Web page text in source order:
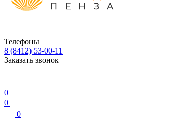
Телефоны
8 (8412) 53-00-11
Заказать звонок
0
0
0